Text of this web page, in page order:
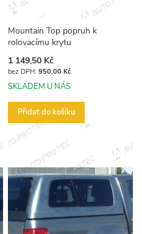
Mountain Top popruh k
rolovacímu krytu
1 149,50 Kč
950,00 Kč
SKLADEM U NÁS
Přidat do košíku